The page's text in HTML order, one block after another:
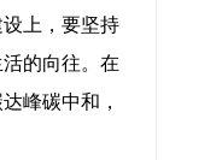
上，要坚持
的向往。在
峰碳中和，